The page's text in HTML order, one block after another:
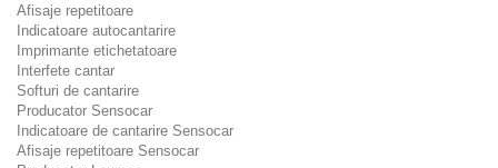
Afisaje repetitoare
Indicatoare autocantarire
Imprimante etichetatoare
Interfete cantar
Softuri de cantarire
Producator Sensocar
Indicatoare de cantarire Sensocar
Afisaje repetitoare Sensocar